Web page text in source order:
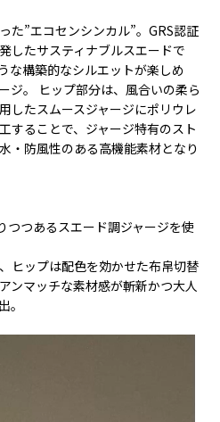
た”エコセンシンカル”。GRS認証
したサスティナブルスエードで
な構築的なシルエットが楽しめ
ジ。 ヒップ部分は、風合いの柔ら
したスムースジャージにポリウレ
することで、ジャージ特有のスト
・防風性のある高機能素材となり
つつあるスエード調ジャージを使
ヒップは配色を効かせた布帛切替
ンマッチな素材感が斬新かつ大人
。